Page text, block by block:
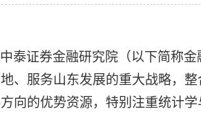
泰证券金融研究院（以下简称
、服务山东发展的重大战略，
向的优势资源，特别注重统计